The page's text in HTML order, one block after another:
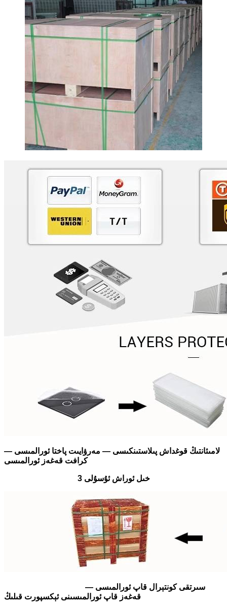
لامىئانتىڭ قوغداش پىلاستىنكىسى — مەرۋايىت پاختا ئورالمىسى —
كرافت قەغەز ئورالمىسى
3 خىل ئوراش ئۇسۇلى
سىرتقى كونتېرال قاپ ئورالمىسى —
قەغەز قاپ ئورالمىسىنى ئېكسپورت قىلىڭ